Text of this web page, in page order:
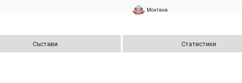
Монтана
Състави Статистики